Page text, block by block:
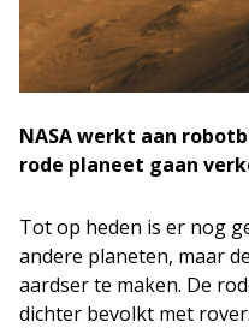
NASA werkt aan
rode planeet gaan
Tot op heden is er nog
andere planeten, maar
aardser te maken. De
dichter bevolkt met